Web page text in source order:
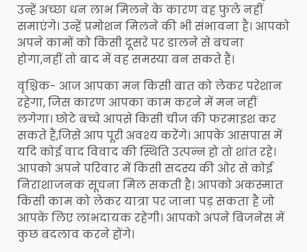
उन्हें अच्छा धन लाभ मिलने के कारण वह फुले नहीं
समाएंगे। उन्हें प्रमोशन मिलने की भी संभावना है। आपको
अपने कामों को किसी दूसरे पर डालने से बचना
होगा,नहीं तो बाद में वह समस्या बन सकते हैं।
वृश्चिक- आज आपका मन किसी बात को लेकर परेशान
रहेगा, जिस कारण आपका काम करने में मन नहीं
लगेगा। छोटे बच्चे आपसे किसी चीज की फरमाइश कर
सकते हैं,जिसे आप पूरी अवश्य करेंगे। आपके आसपास में
यदि कोई वाद विवाद की स्थिति उत्पन्न हो तो शांत रहे।
आपको अपने परिवार में किसी सदस्य की ओर से कोई
निराशाजनक सूचना मिल सकती है। आपको अकस्मात
किसी काम को लेकर यात्रा पर जाना पड़ सकता है जो
आपके लिए लाभदायक रहेगी। आपको अपने बिजनेस में
कुछ बदलाव करने होंगे।